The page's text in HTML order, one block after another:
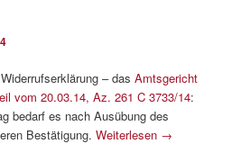
– dasAmtsgericht
vom 20.03.14, Az. 261 C 3733/14:
bedarf es nach Ausübung des
Bestätigung.Weiterlesen →